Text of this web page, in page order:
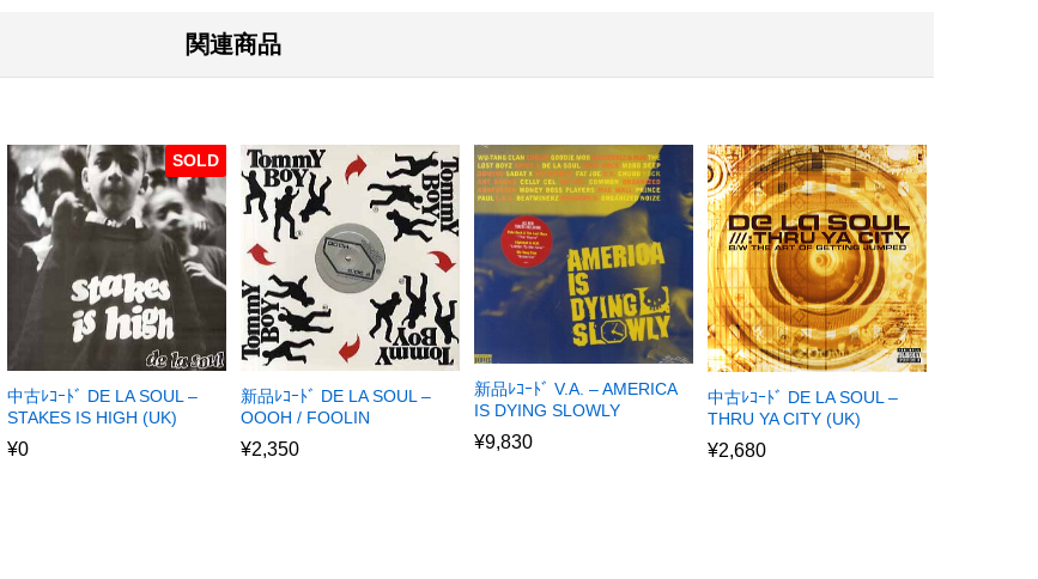
関連商品
SOLD
中古ﾚｺｰﾄﾞ DE LA SOUL –
STAKES IS HIGH (UK)
¥0
新品ﾚｺｰﾄﾞ DE LA SOUL –
OOOH / FOOLIN
¥2,350
新品ﾚｺｰﾄﾞ V.A. – AMERICA
IS DYING SLOWLY
¥9,830
中古ﾚｺｰﾄﾞ DE LA SOUL –
THRU YA CITY (UK)
¥2,680